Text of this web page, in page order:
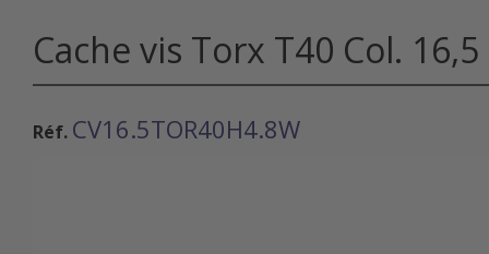
Cache vis Torx T40 Col.
Réf. CV16.5TOR40H4.8W